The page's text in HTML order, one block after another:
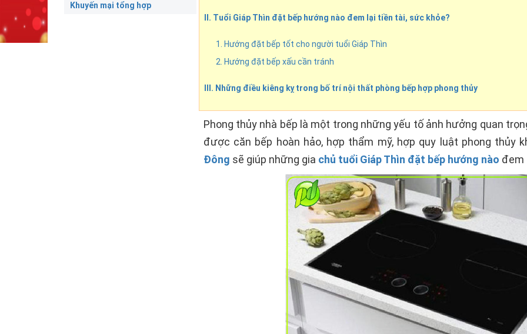
Khuyến mại tổng hợp
II. Tuổi Giáp Thìn đặt bếp hướng nào đem lại tiền tài, sức khỏe?
1. Hướng đặt bếp tốt cho người tuổi Giáp Thìn
2. Hướng đặt bếp xấu cần tránh
III. Những điều kiêng kỵ trong bố trí nội thất phòng bếp hợp phong thủy
Phong thủy nhà bếp là một trong những yếu tố ảnh hưởng quan
được căn bếp hoàn hảo, hợp thẩm mỹ, hợp quy luật phong thủy
Đông sẽ giúp những gia chủ tuổi Giáp Thìn đặt bếp hướng nào đem